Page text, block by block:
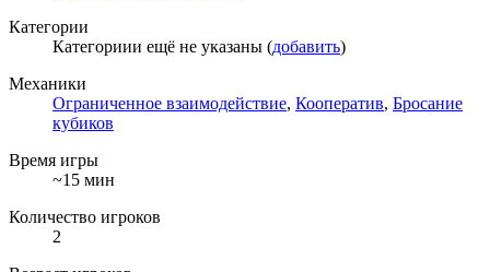
Категории
Категориии ещё не указаны (добавить)
Механики
Ограниченное взаимодействие, Кооператив, Бросание
кубиков
Время игры
~15 мин
Количество игроков
2